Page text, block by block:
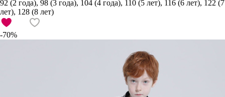
92 (2 года), 98 (3 года), 104 (4 года), 110 (5 лет), 116 (6 лет), 122 (7
лет), 128 (8 лет)
-70%